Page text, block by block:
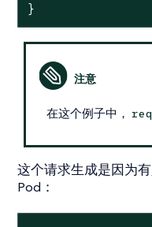
}
在这个例子中，
这个请求生成是因为
Pod：